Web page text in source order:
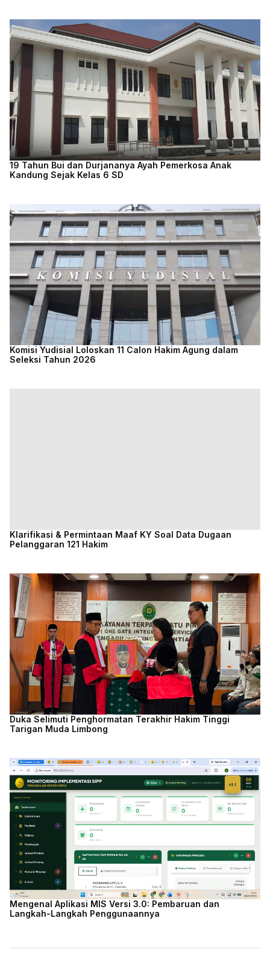
19 Tahun Bui dan Durjananya Ayah Pemerkosa Anak
Kandung Sejak Kelas 6 SD
Komisi Yudisial Loloskan 11 Calon Hakim Agung dalam
Seleksi Tahun 2026
Klarifikasi & Permintaan Maaf KY Soal Data Dugaan
Pelanggaran 121 Hakim
Duka Selimuti Penghormatan Terakhir Hakim Tinggi
Tarigan Muda Limbong
Mengenal Aplikasi MIS Versi 3.0: Pembaruan dan
Langkah-Langkah Penggunaannya